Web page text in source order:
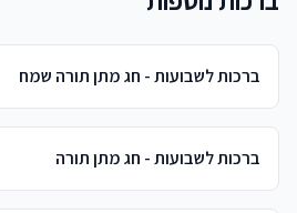
ברכות לשבועות - חג מתן תורה שמח
ברכות לשבועות - חג מתן תורה